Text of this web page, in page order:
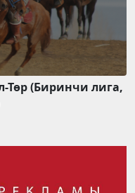
Төр (Биринчи лига,